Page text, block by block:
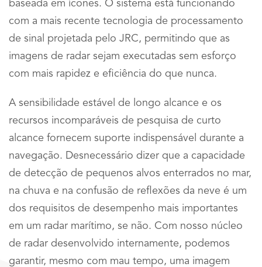
baseada em ícones. O sistema está funcionando
com a mais recente tecnologia de processamento
de sinal projetada pelo JRC, permitindo que as
imagens de radar sejam executadas sem esforço
com mais rapidez e eficiência do que nunca.
A sensibilidade estável de longo alcance e os
recursos incomparáveis ​​de pesquisa de curto
alcance fornecem suporte indispensável durante a
navegação. Desnecessário dizer que a capacidade
de detecção de pequenos alvos enterrados no mar,
na chuva e na confusão de reflexões da neve é ​​um
dos requisitos de desempenho mais importantes
em um radar marítimo, se não. Com nosso núcleo
de radar desenvolvido internamente, podemos
garantir, mesmo com mau tempo, uma imagem